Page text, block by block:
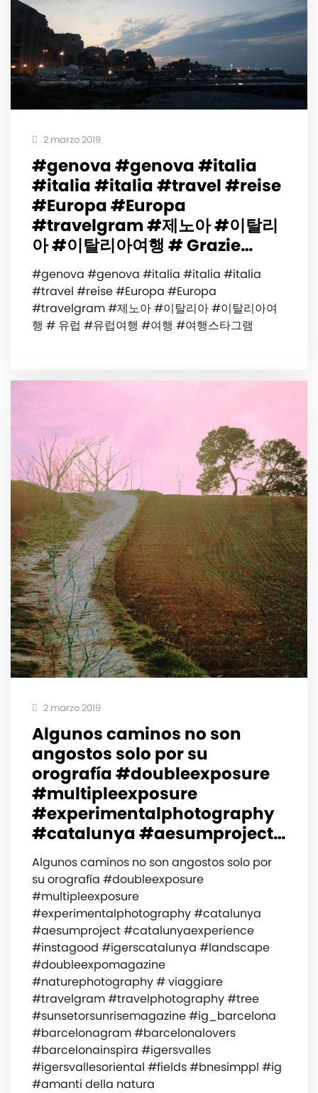
2 marzo 2019
#genova #genova #italia
#italia #italia #travel #reise
#Europa #Europa
#travelgram #제노아 #이탈리
아 #이탈리아여행 # Grazie…
#genova #genova #italia #italia #italia
#travel #reise #Europa #Europa
#travelgram #제노아 #이탈리아 #이탈리아여
행 # 유럽 #유럽여행 #여행 #여행스타그램
2 marzo 2019
Algunos caminos no son
angostos solo por su
orografía #doubleexposure
#multipleexposure
#experimentalphotography
#catalunya #aesumproject…
Algunos caminos no son angostos solo por
su orografía #doubleexposure
#multipleexposure
#experimentalphotography #catalunya
#aesumproject #catalunyaexperience
#instagood #igerscatalunya #landscape
#doubleexpomagazine
#naturephotography # viaggiare
#travelgram #travelphotography #tree
#sunsetorsunrisemagazine #ig_barcelona
#barcelonagram #barcelonalovers
#barcelonainspira #igersvalles
#igersvallesoriental #fields #bnesimppl #ig
#amanti della natura